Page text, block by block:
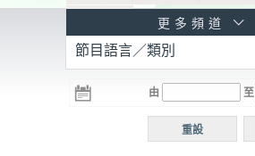
R3
電台 電台
R5
電台
普通
更多頻道
節目語言／類別
由 至
重設